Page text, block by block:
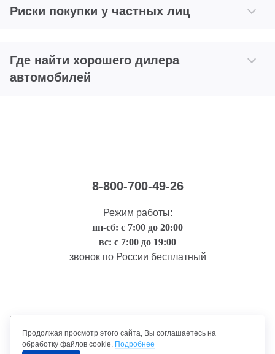
Риски покупки у частных лиц
Где найти хорошего дилера
автомобилей
8-800-700-49-26
Режим работы:
пн-сб: с 7:00 до 20:00
вс: с 7:00 до 19:00
звонок по России бесплатный
Правовая информация
Продолжая просмотр этого сайта, Вы соглашаетесь на
обработку файлов cookie. Подробнее